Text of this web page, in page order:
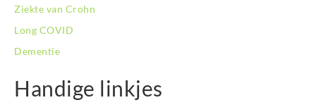
BodySwitch Veluwe
BodySwitch Venlo
BodySwitch Westland
BodySwitch Zaandam
Ziekte van Crohn
Long COVID
Dementie
Handige linkjes